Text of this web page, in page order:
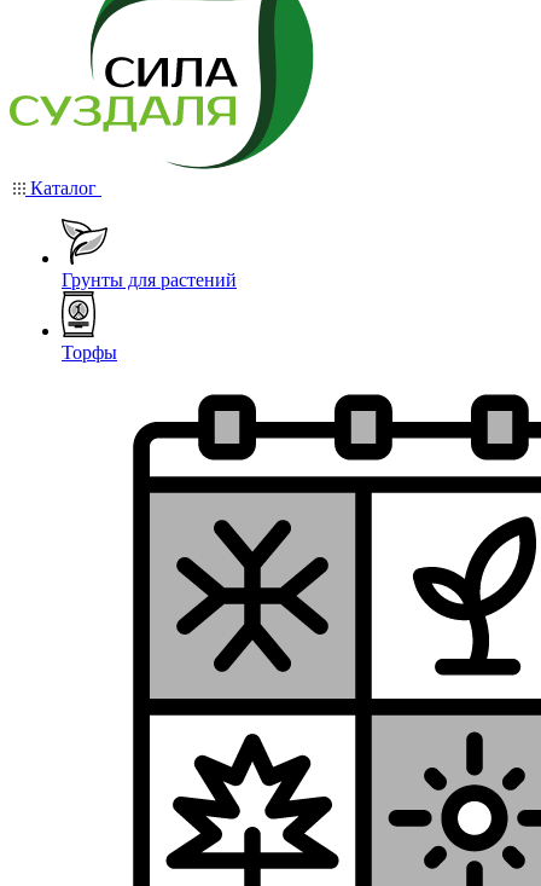
Каталог
Грунты для растений
Торфы